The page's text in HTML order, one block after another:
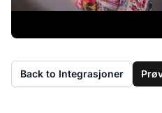
Back to Integrasjoner